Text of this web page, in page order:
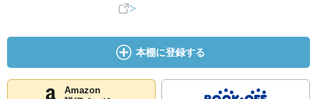
本棚に登録する
Amazon